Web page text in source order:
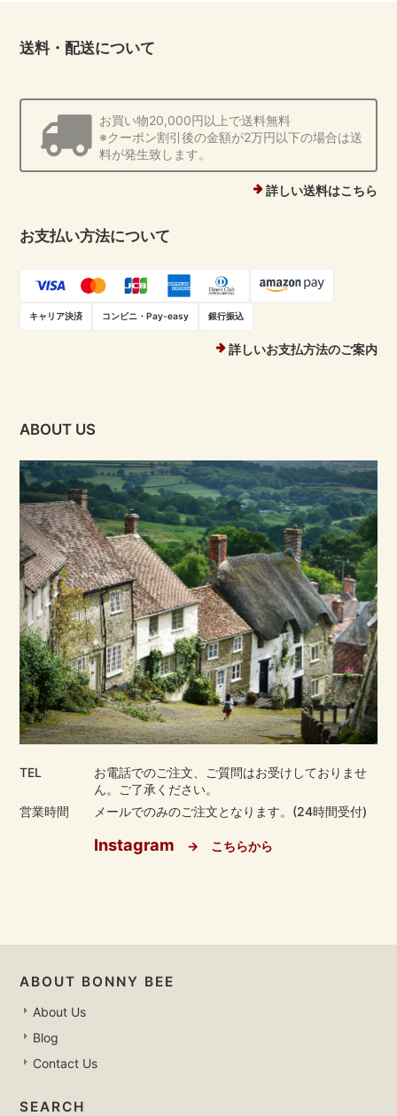
送料・配送について
お買い物20,000円以上で送料無料
※クーポン割引後の金額が2万円以下の場合は送
料が発生致します。
詳しい送料はこちら
お支払い方法について
キャリア決済 コンビニ・Pay-easy 銀行振込
詳しいお支払方法のご案内
ABOUT US
TEL
お電話でのご注文、ご質問はお受けしておりませ
ん。ご了承ください。
営業時間
メールでのみのご注文となります。(24時間受付)
Instagram → こちらから
ABOUT BONNY BEE
About Us
Blog
Contact Us
SEARCH